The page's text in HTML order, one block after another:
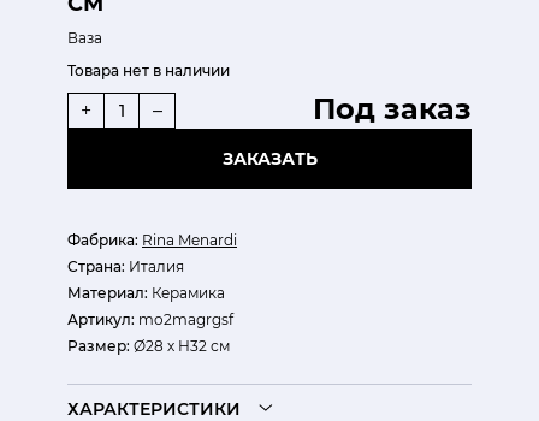
Ваза
Фабрика: Rina Menardi
Страна: Италия
Материал: Керамика
Артикул: mo2magrgsf
Размер: Ø28 х Н32 см
Товара нет в наличии
Под заказ
+ –
ЗАКАЗАТЬ
ХАРАКТЕРИСТИКИ